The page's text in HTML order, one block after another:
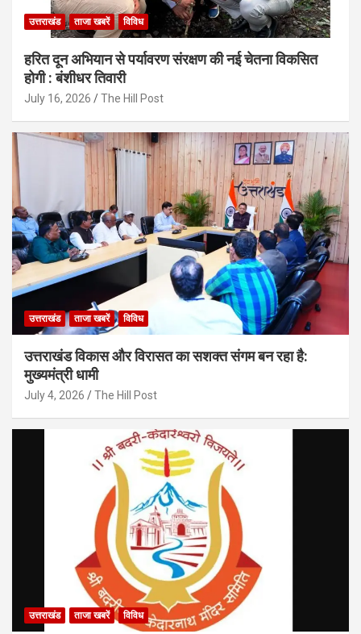
उत्तराखंड ताजा खबरें विविध
हरित दून अभियान से पर्यावरण संरक्षण की नई चेतना विकसित
होगी : बंशीधर तिवारी
July 16, 2026 The Hill Post
उत्तराखंड ताजा खबरें विविध
उत्तराखंड विकास और विरासत का सशक्त संगम बन रहा है:
मुख्यमंत्री धामी
July 4, 2026 The Hill Post
उत्तराखंड ताजा खबरें विविध